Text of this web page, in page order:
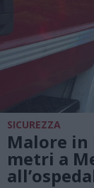
SICUREZZA
Malore in
metri a